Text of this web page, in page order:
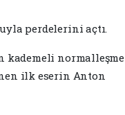
perdelerini açtı.
kademeli normalleşme
ilk eserin Anton